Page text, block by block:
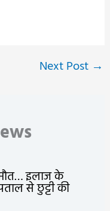
Next Post →
इलाज के
से छुट्टी की